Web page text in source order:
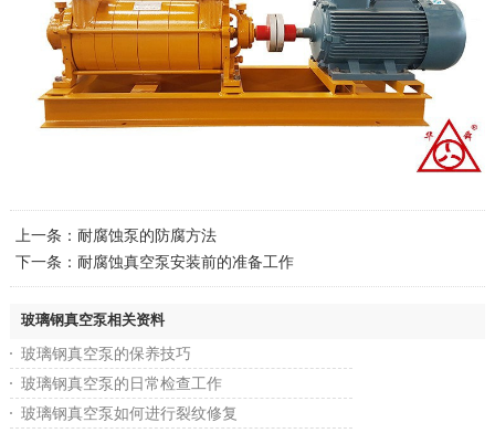
上一条： 耐腐蚀泵的防腐方法
下一条： 耐腐蚀真空泵安装前的准备工作
玻璃钢真空泵相关资料
玻璃钢真空泵的保养技巧
玻璃钢真空泵的日常检查工作
玻璃钢真空泵如何进行裂纹修复